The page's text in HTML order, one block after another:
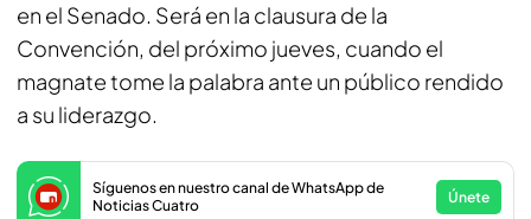
en el Senado. Será en la clausura de la
Convención, del próximo jueves, cuando el
magnate tome la palabra ante un público rendido
a su liderazgo.
Síguenos en nuestro canal de WhatsApp de
Noticias Cuatro
Únete